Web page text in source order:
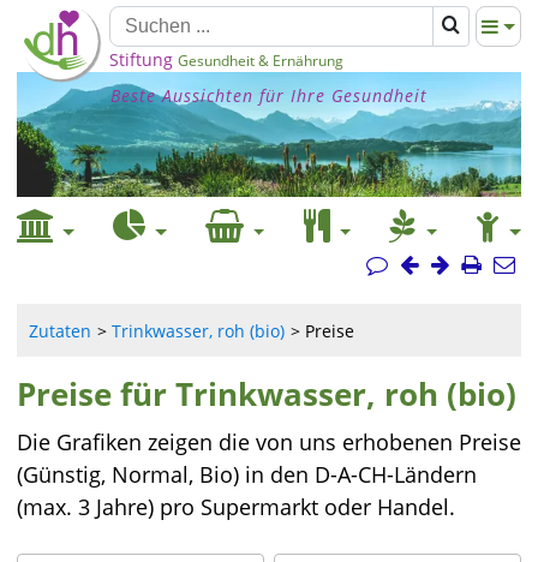
Stiftung Gesundheit & Ernährung
Beste Aussichten für Ihre Gesundheit
Zutaten Trinkwasser, roh (bio) Preise
Preise für Trinkwasser, roh (bio)
Die Grafiken zeigen die von uns erhobenen Preise
(Günstig, Normal, Bio) in den D-A-CH-Ländern
(max. 3 Jahre) pro Supermarkt oder Handel.